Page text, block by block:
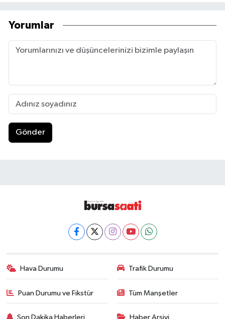
Yorumlar
Gönder
Hava Durumu Trafik Durumu
Puan Durumu ve Fikstür Tüm Manşetler
Son Dakika Haberleri Haber Arşivi